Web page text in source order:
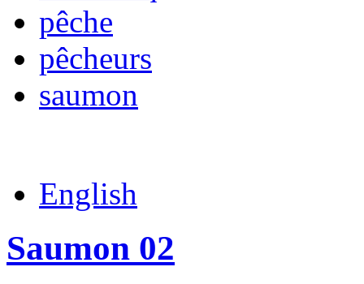
pêche
pêcheurs
saumon
English
Saumon 02